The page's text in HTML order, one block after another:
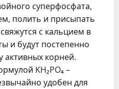
суперфосфата,
полить и присыпать
с кальцием в
и будут постепенно
активных корней.
KH₂PO₄ –
удобен для